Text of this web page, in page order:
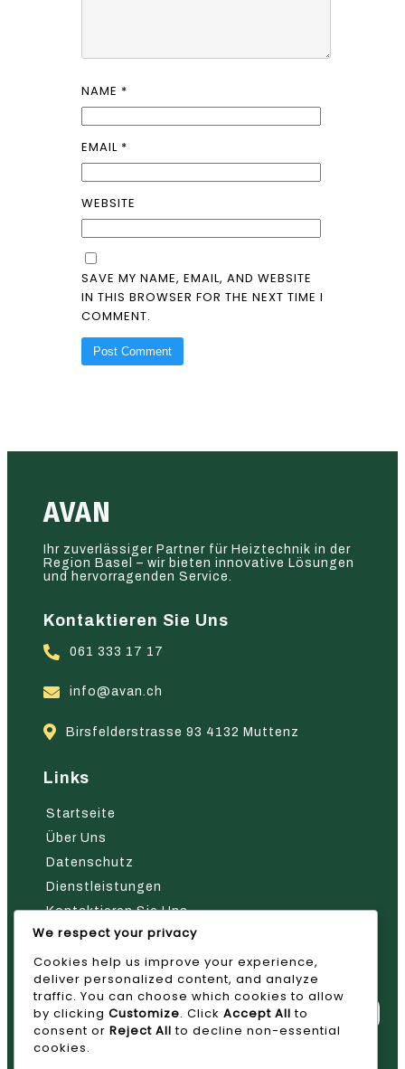
NAME *
EMAIL *
WEBSITE
SAVE MY NAME, EMAIL, AND WEBSITE
IN THIS BROWSER FOR THE NEXT TIME I
COMMENT.
AVAN
Ihr zuverlässiger Partner für Heiztechnik in der
Region Basel – wir bieten innovative Lösungen
und hervorragenden Service.
Kontaktieren Sie Uns
061 333 17 17
info@avan.ch
Birsfelderstrasse 93 4132 Muttenz
Links
Startseite
Über Uns
Datenschutz
Dienstleistungen
Kontaktieren Sie Uns
Nehmen Sie Kontakt Mit Uns Auf
We respect your privacy
Cookies help us improve your experience,
deliver personalized content, and analyze
traffic. You can choose which cookies to allow
by clicking Customize. Click Accept All to
consent or Reject All to decline non-essential
cookies.